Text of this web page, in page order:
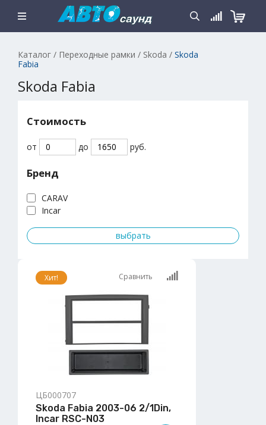
Каталог / Переходные рамки / Skoda / Skoda
Fabia
Skoda Fabia
Стоимость
от до руб.
Бренд
CARAV
Incar
Хит! Сравнить
ЦБ000707
Skoda Fabia 2003-06 2/1Din,
Incar RSC-N03